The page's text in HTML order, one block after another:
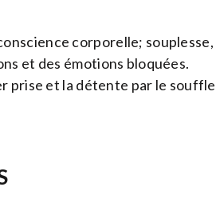
corporelle;
et des émotions bloquées.
prise et la détente par le souffle